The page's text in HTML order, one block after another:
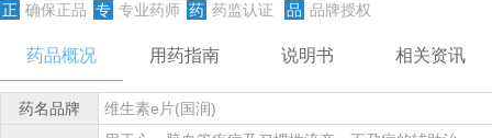
正 确保正品 专 专业药师 药 药监认证 品 品牌授权
药品概况 用药指南 说明书 相关资讯
药名品牌 维生素e片(国润)